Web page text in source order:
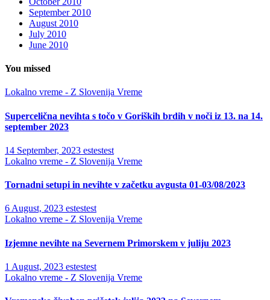
September 2010
August 2010
July 2010
June 2010
You missed
Lokalno vreme - Z Slovenija Vreme
Supercelična nevihta s točo v Goriških brdih v noči iz 13. na 14.
september 2023
14 September, 2023 estestest
Lokalno vreme - Z Slovenija Vreme
Tornadni setupi in nevihte v začetku avgusta 01-03/08/2023
6 August, 2023 estestest
Lokalno vreme - Z Slovenija Vreme
Izjemne nevihte na Severnem Primorskem v juliju 2023
1 August, 2023 estestest
Lokalno vreme - Z Slovenija Vreme